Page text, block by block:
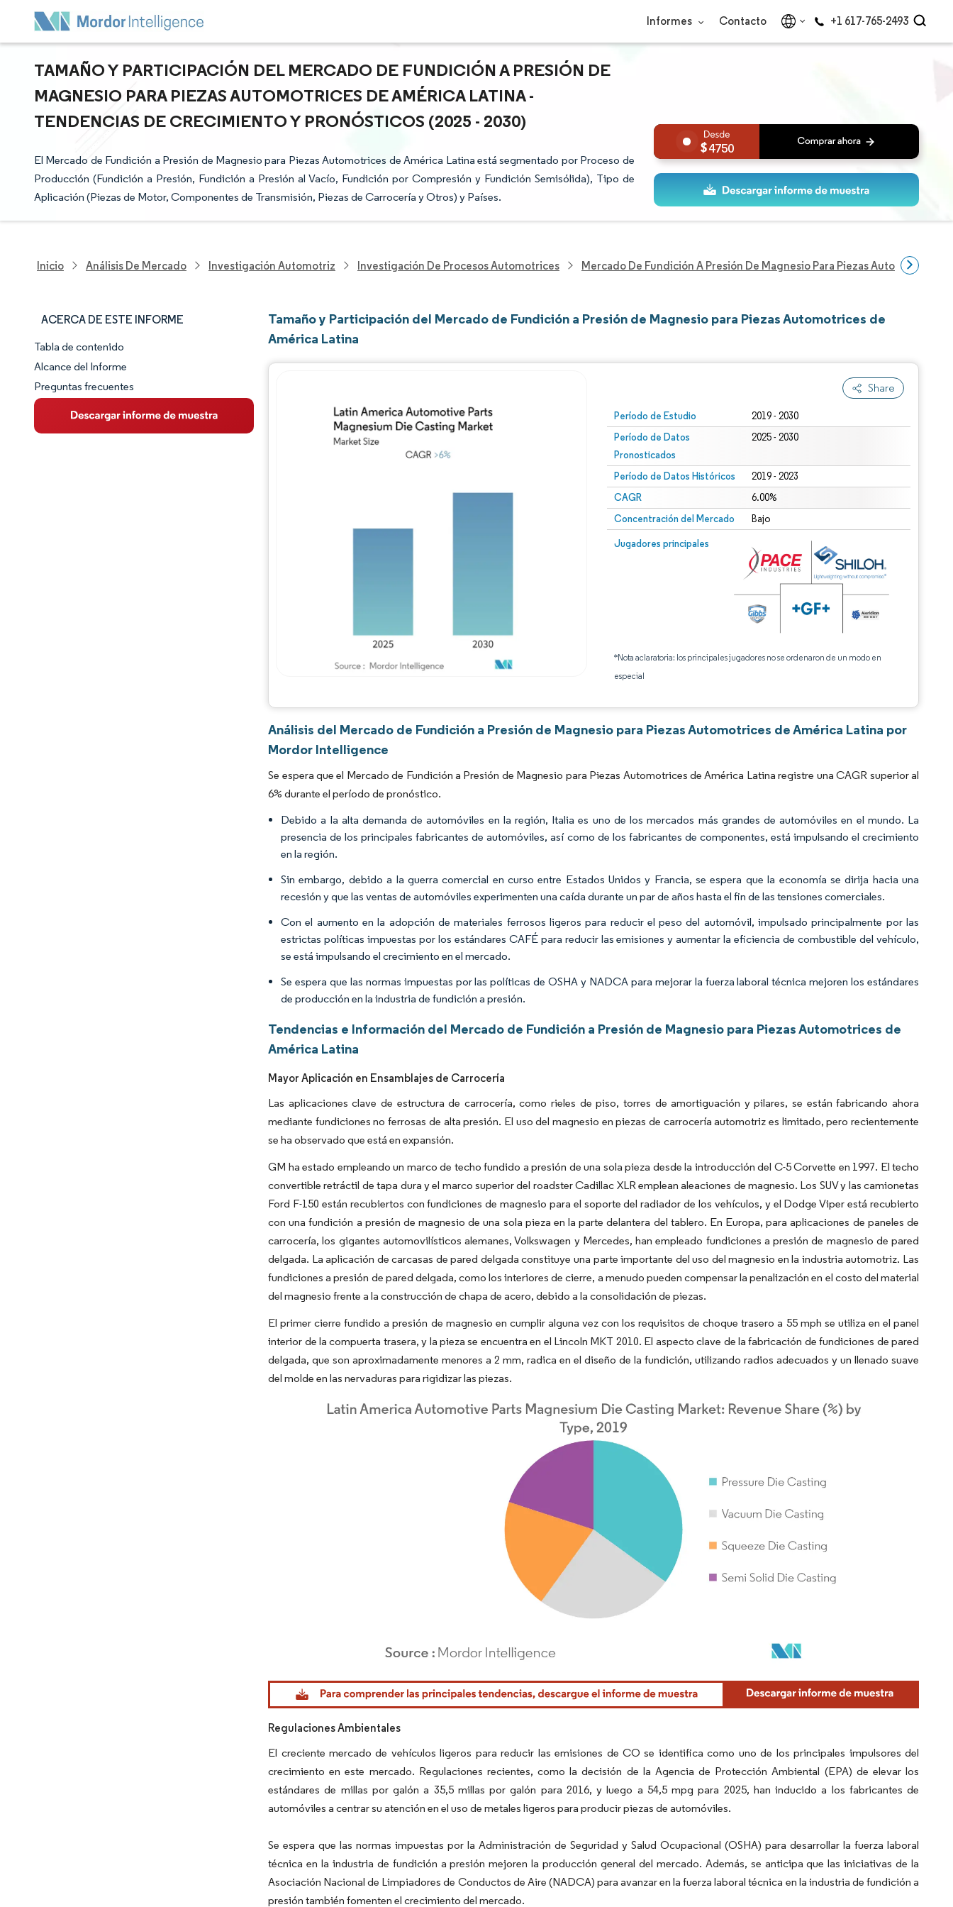
Informes Contacto +1 617-765-2493
TAMAÑO Y PARTICIPACIÓN DEL MERCADO DE FUNDICIÓN A PRESIÓN DE
MAGNESIO PARA PIEZAS AUTOMOTRICES DE AMÉRICA LATINA -
TENDENCIAS DE CRECIMIENTO Y PRONÓSTICOS (2025 - 2030)
El Mercado de Fundición a Presión de Magnesio para Piezas Automotrices de América Latina está segmentado por Proceso de
Producción (Fundición a Presión, Fundición a Presión al Vacío, Fundición por Compresión y Fundición Semisólida), Tipo de
Aplicación (Piezas de Motor, Componentes de Transmisión, Piezas de Carrocería y Otros) y Países.
4750
Inicio Análisis De Mercado Investigación Automotriz Investigación De Procesos Automotrices Mercado De Fundición A Presión De Magnesio Para Piezas Automotrices
ACERCA DE ESTE INFORME
Panorama del Mercado
Visión General del Mercado
Tendencias Principales del Mercado
Tabla de contenido
Alcance del Informe
Preguntas frecuentes
Tamaño y Participación del Mercado de Fundición a Presión de Magnesio para Piezas Automotrices de
América Latina
Share
Período de Estudio 2019 - 2030
Período de Datos
Pronosticados
2025 - 2030
Período de Datos Históricos 2019 - 2023
CAGR 6.00%
Concentración del Mercado Bajo
Jugadores principales
*Nota aclaratoria: los principales jugadores no se ordenaron de un modo en
especial
Análisis del Mercado de Fundición a Presión de Magnesio para Piezas Automotrices de América Latina por
Mordor Intelligence
Se espera que el Mercado de Fundición a Presión de Magnesio para Piezas Automotrices de América Latina registre una CAGR superior al
6% durante el período de pronóstico.
Debido a la alta demanda de automóviles en la región, Italia es uno de los mercados más grandes de automóviles en el mundo. La
presencia de los principales fabricantes de automóviles, así como de los fabricantes de componentes, está impulsando el crecimiento
en la región.
Sin embargo, debido a la guerra comercial en curso entre Estados Unidos y Francia, se espera que la economía se dirija hacia una
recesión y que las ventas de automóviles experimenten una caída durante un par de años hasta el fin de las tensiones comerciales.
Con el aumento en la adopción de materiales ferrosos ligeros para reducir el peso del automóvil, impulsado principalmente por las
estrictas políticas impuestas por los estándares CAFÉ para reducir las emisiones y aumentar la eficiencia de combustible del vehículo,
se está impulsando el crecimiento en el mercado.
Se espera que las normas impuestas por las políticas de OSHA y NADCA para mejorar la fuerza laboral técnica mejoren los estándares
de producción en la industria de fundición a presión.
Tendencias e Información del Mercado de Fundición a Presión de Magnesio para Piezas Automotrices de
América Latina
Mayor Aplicación en Ensamblajes de Carrocería
Las aplicaciones clave de estructura de carrocería, como rieles de piso, torres de amortiguación y pilares, se están fabricando ahora
mediante fundiciones no ferrosas de alta presión. El uso del magnesio en piezas de carrocería automotriz es limitado, pero recientemente
se ha observado que está en expansión.
GM ha estado empleando un marco de techo fundido a presión de una sola pieza desde la introducción del C-5 Corvette en 1997. El techo
convertible retráctil de tapa dura y el marco superior del roadster Cadillac XLR emplean aleaciones de magnesio. Los SUV y las camionetas
Ford F-150 están recubiertos con fundiciones de magnesio para el soporte del radiador de los vehículos, y el Dodge Viper está recubierto
con una fundición a presión de magnesio de una sola pieza en la parte delantera del tablero. En Europa, para aplicaciones de paneles de
carrocería, los gigantes automovilísticos alemanes, Volkswagen y Mercedes, han empleado fundiciones a presión de magnesio de pared
delgada. La aplicación de carcasas de pared delgada constituye una parte importante del uso del magnesio en la industria automotriz. Las
fundiciones a presión de pared delgada, como los interiores de cierre, a menudo pueden compensar la penalización en el costo del material
del magnesio frente a la construcción de chapa de acero, debido a la consolidación de piezas.
El primer cierre fundido a presión de magnesio en cumplir alguna vez con los requisitos de choque trasero a 55 mph se utiliza en el panel
interior de la compuerta trasera, y la pieza se encuentra en el Lincoln MKT 2010. El aspecto clave de la fabricación de fundiciones de pared
delgada, que son aproximadamente menores a 2 mm, radica en el diseño de la fundición, utilizando radios adecuados y un llenado suave
del molde en las nervaduras para rigidizar las piezas.
Imagen © Mordor Intelligence. El uso requiere atribución según CC BY 4.0.
Regulaciones Ambientales
El creciente mercado de vehículos ligeros para reducir las emisiones de CO se identifica como uno de los principales impulsores del
crecimiento en este mercado. Regulaciones recientes, como la decisión de la Agencia de Protección Ambiental (EPA) de elevar los
estándares de millas por galón a 35,5 millas por galón para 2016, y luego a 54,5 mpg para 2025, han inducido a los fabricantes de
automóviles a centrar su atención en el uso de metales ligeros para producir piezas de automóviles.
Se espera que las normas impuestas por la Administración de Seguridad y Salud Ocupacional (OSHA) para desarrollar la fuerza laboral
técnica en la industria de fundición a presión mejoren la producción general del mercado. Además, se anticipa que las iniciativas de la
Asociación Nacional de Limpiadores de Conductos de Aire (NADCA) para avanzar en la fuerza laboral técnica en la industria de fundición a
presión también fomenten el crecimiento del mercado.